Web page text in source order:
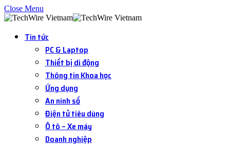
Close Menu
Tin tức
PC & Laptop
Thiết bị di động
Thông tin Khoa học
Ứng dụng
An ninh số
Điện tử tiêu dùng
Ô tô – Xe máy
Doanh nghiệp